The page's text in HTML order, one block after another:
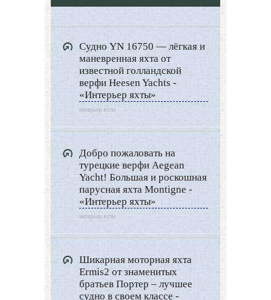
Архитектура
Дизайн интерьера
Ландшафтный дизайн
LIMITED EDITION
Видео новости
Дизайн разное
Другие услуги
Судно YN 16750 — лёгкая и
маневренная яхта от
известной голландской
верфи Heesen Yachts -
«Интерьер яхты»
интерьер яхты
Добро пожаловать на
турецкие верфи Aegean
Yacht! Большая и роскошная
парусная яхта Montigne -
«Интерьер яхты»
интерьер яхты
Шикарная моторная яхта
Ermis2 от знаменитых
братьев Портер – лучшее
судно в своем классе -